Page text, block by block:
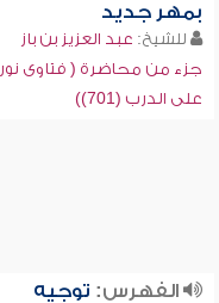
بمهر جديد
للشيخ: عبد العزيز بن باز
جزء من محاضرة ( فتاوى نور
على الدرب (701))
الفهرس: توجيه